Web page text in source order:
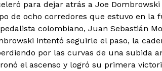
para dejar atrás a Joe Dombrowski
de ocho corredores que estuvo en la
colombiano, Juan Sebastián
intentó seguirle el paso, la
por las curvas de una subida
el ascenso y logró su primera